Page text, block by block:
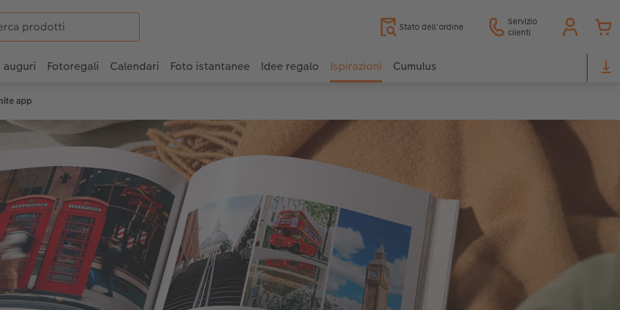
Stato dell’ordine
Servizio
clienti
Fotoregali Calendari Foto istantanee Idee regalo Ispirazioni Cumulus
app